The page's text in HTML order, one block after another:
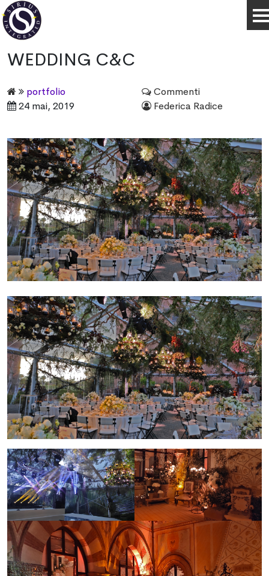
WEDDING C&C
portfolio
Commenti
24 mai, 2019
Federica Radice